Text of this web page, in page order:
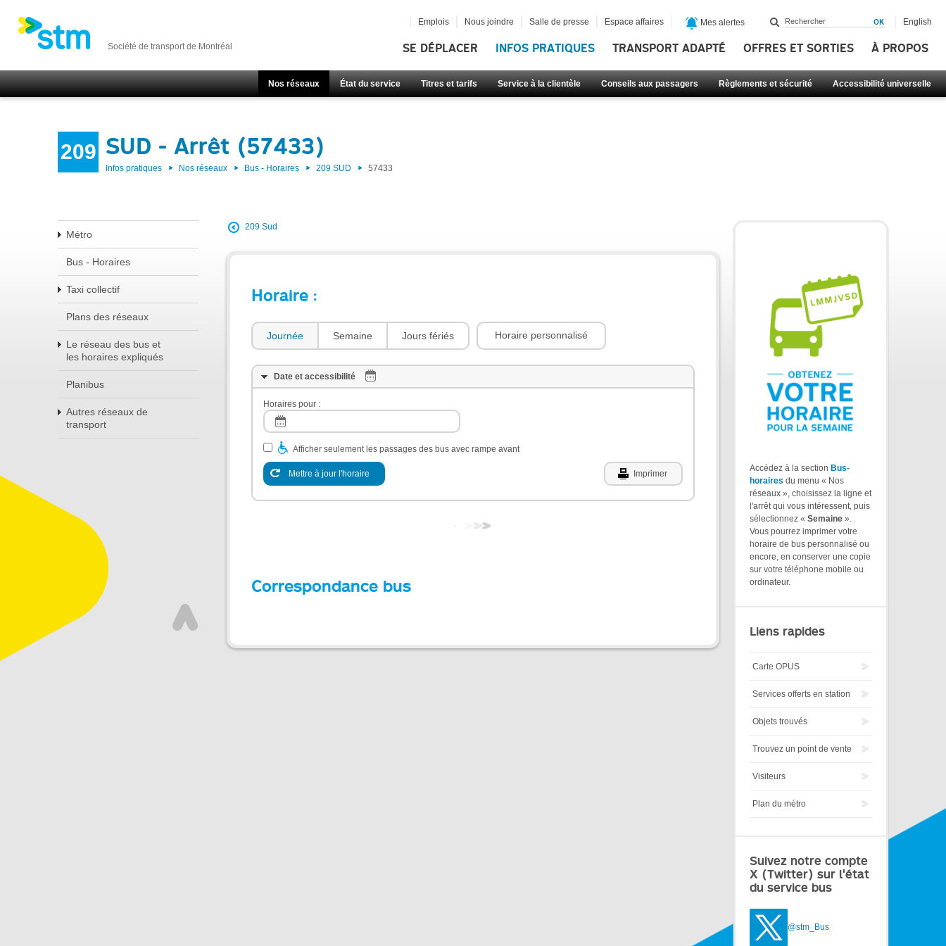
Société de transport de Montréal SE DÉPLACER INFOS PRATIQUES TRANSPORT ADAPTÉ OFFRES ET SORTIES À PROPOS
Nos réseaux État du service Titres et tarifs Service à la clientèle Conseils aux passagers Règlements et sécurité Accessibilité universelle
Emplois Nous joindre Salle de presse Espace affaires Mes alertes English
209 SUD - Arrêt (57433)
Infos pratiques Nos réseaux Bus - Horaires 209 SUD 57433
Métro
Bus - Horaires
Taxi collectif
Plans des réseaux
Le réseau des bus et
les horaires expliqués
Planibus
Autres réseaux de
transport
209 Sud
Horaire :
Journée Semaine Jours fériés Horaire personnalisé
Date et accessibilité
Horaires pour :
Afficher seulement les passages des bus avec rampe avant
Mettre à jour l'horaire Imprimer
Correspondance bus
Accédez à la section Bus-
horaires du menu « Nos
réseaux », choisissez la ligne et
l'arrêt qui vous intéressent, puis
sélectionnez « Semaine ».
Vous pourrez imprimer votre
horaire de bus personnalisé ou
encore, en conserver une copie
sur votre téléphone mobile ou
ordinateur.
Liens rapides
Carte OPUS
Services offerts en station
Objets trouvés
Trouvez un point de vente
Visiteurs
Plan du métro
Suivez notre compte
X (Twitter) sur l'état
du service bus
@stm_Bus